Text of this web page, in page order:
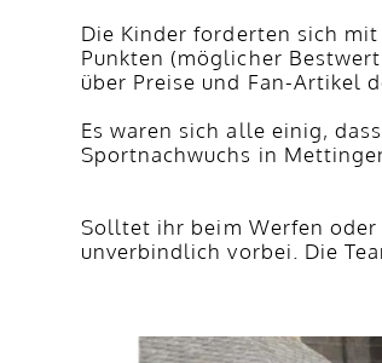
Die Kinder forderten sich mit
Punkten (möglicher
über Preise und Fan-Artikel
Es waren sich alle einig,
Sportnachwuchs in
Solltet ihr beim Werfen oder
unverbindlich vorbei. Die